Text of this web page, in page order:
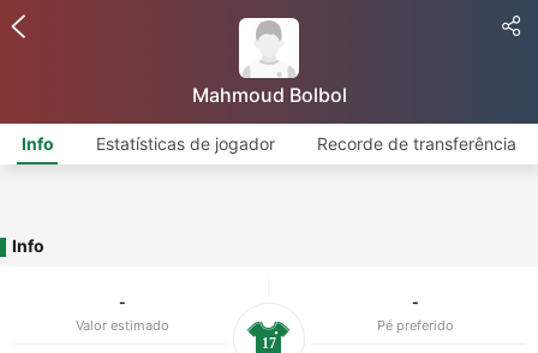
Mahmoud Bolbol
Info Estatísticas de jogador Recorde de transferência
Info
-
Valor estimado
-
Pé preferido
17